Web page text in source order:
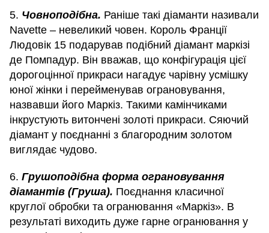
5. Човноподібна. Раніше такі діаманти називали
Navette – невеликий човен. Король Франції
Людовік 15 подарував подібний діамант маркізі
де Помпадур. Він вважав, що конфігурація цієї
дорогоцінної прикраси нагадує чарівну усмішку
юної жінки і перейменував ограновування,
назвавши його Маркіз. Такими камінчиками
інкрустують витончені золоті прикраси. Сяючий
діамант у поєднанні з благородним золотом
виглядає чудово.
6. Грушоподібна форма ограновування
діамантів (Груша). Поєднання класичної
круглої обробки та огранювання «Маркіз». В
результаті виходить дуже гарне огранювання у